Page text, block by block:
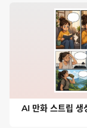
AI 만화 스트립 생